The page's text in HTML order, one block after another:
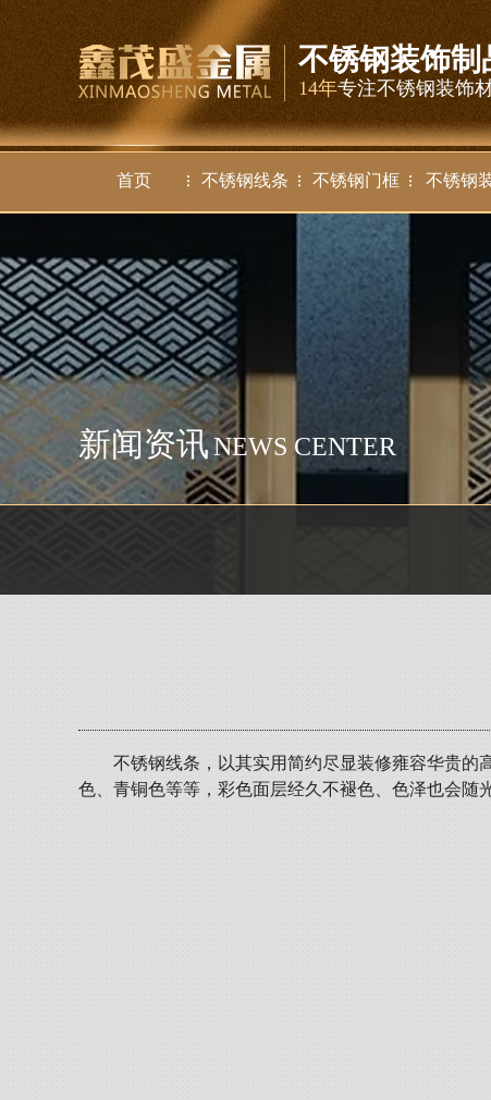
不锈钢装饰制
14年专注不锈钢装饰
首页 不锈钢线条 不锈钢门框 不锈钢
新闻资讯NEWS CENTER
不锈钢线条，以其实用简约尽显装修雍容华贵的
色、青铜色等等，彩色面层经久不褪色、色泽也会随